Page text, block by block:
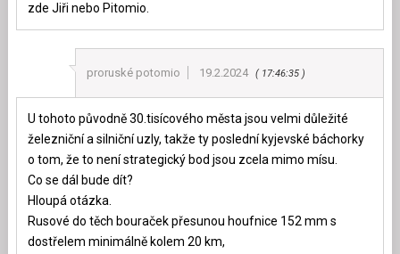
zde Jiři nebo Pitomio.
proruské potomio 19.2.2024 17:46:35
U tohoto původně 30.tisícového města jsou velmi důležité
železniční a silniční uzly, takže ty poslední kyjevské báchorky
o tom, že to není strategický bod jsou zcela mimo mísu.
Co se dál bude dít?
Hloupá otázka.
Rusové do těch bouraček přesunou houfnice 152 mm s
dostřelem minimálně kolem 20 km,